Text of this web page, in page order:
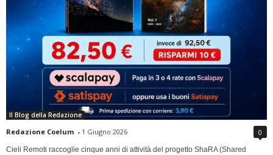
Il Blog della Redazione
Redazione Coelum - 1 Giugno 2026 0
Cieli Remoti raccoglie cinque anni di attività del progetto ShaRA (Shared